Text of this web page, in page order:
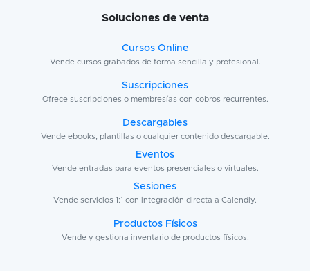
Soluciones de venta
Cursos Online
Vende cursos grabados de forma sencilla y profesional.
Suscripciones
Ofrece suscripciones o membresías con cobros recurrentes.
Descargables
Vende ebooks, plantillas o cualquier contenido descargable.
Eventos
Vende entradas para eventos presenciales o virtuales.
Sesiones
Vende servicios 1:1 con integración directa a Calendly.
Productos Físicos
Vende y gestiona inventario de productos físicos.